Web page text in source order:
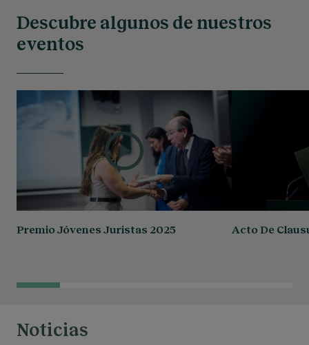
Descubre algunos de nuestros
eventos
Premio Jóvenes Juristas 2025 Acto De
Noticias